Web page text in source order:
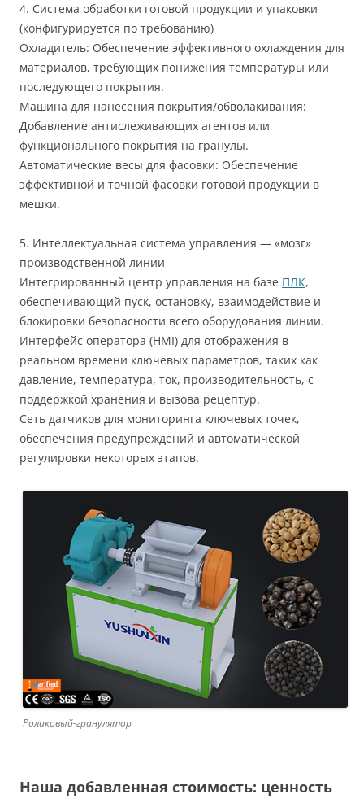
4. Система обработки готовой продукции и упаковки
(конфигурируется по требованию)
Охладитель: Обеспечение эффективного охлаждения для
материалов, требующих понижения температуры или
последующего покрытия.
Машина для нанесения покрытия/обволакивания:
Добавление антислеживающих агентов или
функционального покрытия на гранулы.
Автоматические весы для фасовки: Обеспечение
эффективной и точной фасовки готовой продукции в
мешки.
5. Интеллектуальная система управления — «мозг»
производственной линии
Интегрированный центр управления на базе ПЛК,
обеспечивающий пуск, остановку, взаимодействие и
блокировки безопасности всего оборудования линии.
Интерфейс оператора (HMI) для отображения в
реальном времени ключевых параметров, таких как
давление, температура, ток, производительность, с
поддержкой хранения и вызова рецептур.
Сеть датчиков для мониторинга ключевых точек,
обеспечения предупреждений и автоматической
регулировки некоторых этапов.
Роликовый-гранулятор
Наша добавленная стоимость: ценность